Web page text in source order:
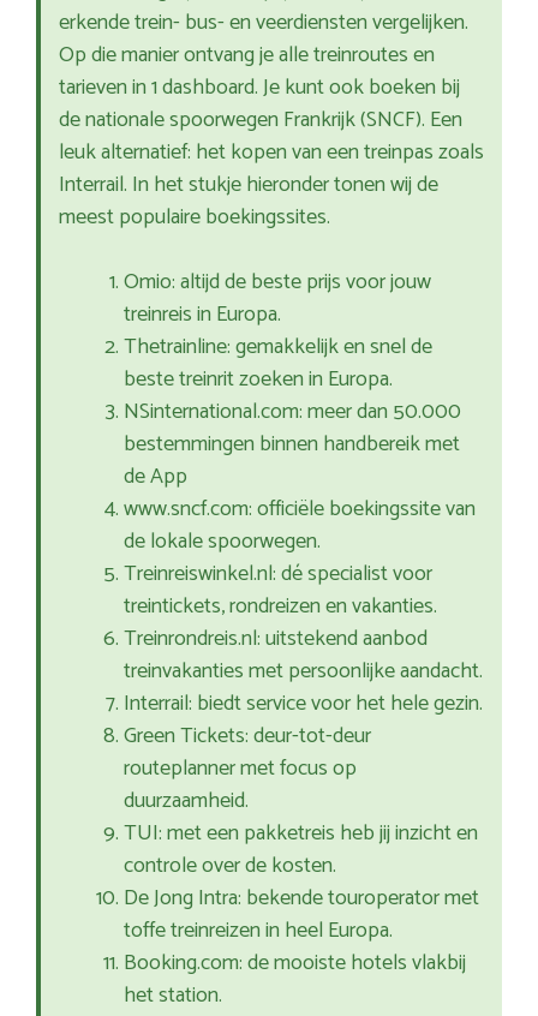
erkende trein- bus- en veerdiensten vergelijken.
Op die manier ontvang je alle treinroutes en
tarieven in 1 dashboard. Je kunt ook boeken bij
de nationale spoorwegen Frankrijk (SNCF). Een
leuk alternatief: het kopen van een treinpas zoals
Interrail. In het stukje hieronder tonen wij de
meest populaire boekingssites.
Omio: altijd de beste prijs voor jouw
treinreis in Europa.
Thetrainline: gemakkelijk en snel de
beste treinrit zoeken in Europa.
NSinternational.com: meer dan 50.000
bestemmingen binnen handbereik met
de App
www.sncf.com: officiële boekingssite van
de lokale spoorwegen.
Treinreiswinkel.nl: dé specialist voor
treintickets, rondreizen en vakanties.
Treinrondreis.nl: uitstekend aanbod
treinvakanties met persoonlijke aandacht.
Interrail: biedt service voor het hele gezin.
Green Tickets: deur-tot-deur
routeplanner met focus op
duurzaamheid.
TUI: met een pakketreis heb jij inzicht en
controle over de kosten.
De Jong Intra: bekende touroperator met
toffe treinreizen in heel Europa.
Booking.com: de mooiste hotels vlakbij
het station.